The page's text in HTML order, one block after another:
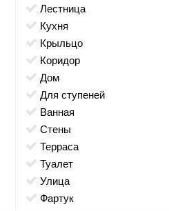
лестница
кухня
крыльцо
коридор
дом
для ступеней
ванная
стены
терраса
туалет
улица
фартук